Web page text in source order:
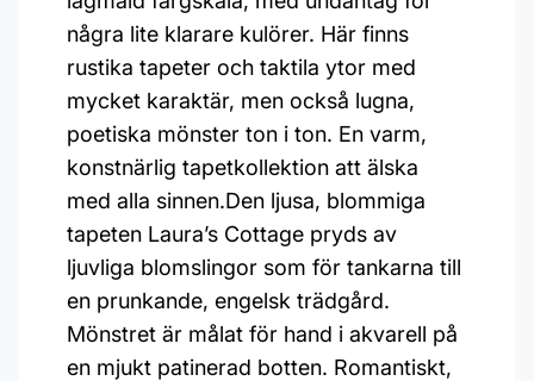
några lite klarare kulörer. Här finns
rustika tapeter och taktila ytor med
mycket karaktär, men också lugna,
poetiska mönster ton i ton. En varm,
konstnärlig tapetkollektion att älska
med alla sinnen.Den ljusa, blommiga
tapeten Laura’s Cottage pryds av
ljuvliga blomslingor som för tankarna till
en prunkande, engelsk trädgård.
Mönstret är målat för hand i akvarell på
en mjukt patinerad botten. Romantiskt,